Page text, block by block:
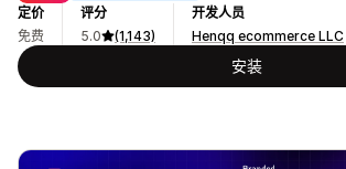
定价
免费
评分
5.0
(1,143)
开发人员
Henqq ecommerce LLC
安装